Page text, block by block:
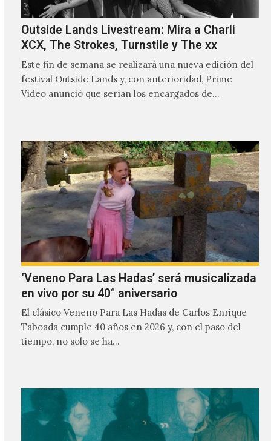
Outside Lands Livestream: Mira a Charli
XCX, The Strokes, Turnstile y The xx
Este fin de semana se realizará una nueva edición del
festival Outside Lands y, con anterioridad, Prime
Video anunció que serían los encargados de
‘Veneno Para Las Hadas’ será musicalizada
en vivo por su 40° aniversario
El clásico Veneno Para Las Hadas de Carlos Enrique
Taboada cumple 40 años en 2026 y, con el paso del
tiempo, no solo se ha…